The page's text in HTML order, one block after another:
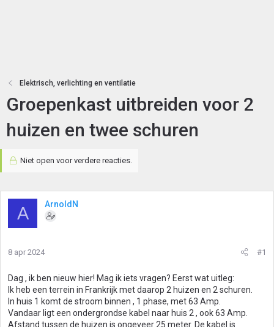
Elektrisch, verlichting en ventilatie
Groepenkast uitbreiden voor 2
huizen en twee schuren
Niet open voor verdere reacties.
A ArnoldN
8 apr 2024 #1
Dag , ik ben nieuw hier! Mag ik iets vragen? Eerst wat uitleg:
Ik heb een terrein in Frankrijk met daarop 2 huizen en 2 schuren.
In huis 1 komt de stroom binnen , 1 phase, met 63 Amp.
Vandaar ligt een ondergrondse kabel naar huis 2 , ook 63 Amp.
Afstand tussen de huizen is ongeveer 25 meter. De kabel is